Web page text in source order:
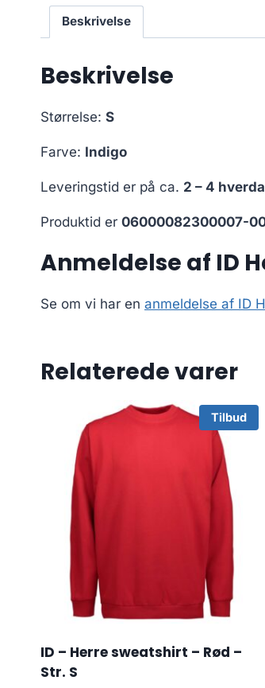
Beskrivelse
Beskrivelse
Størrelse: S
Farve: Indigo
Leveringstid er på ca. 2 – 4
Produktid er 06000082300007-
Anmeldelse af ID
Se om vi har en anmeldelse af ID
Relaterede varer
Tilbud
ID – Herre sweatshirt – Rød –
Str. S